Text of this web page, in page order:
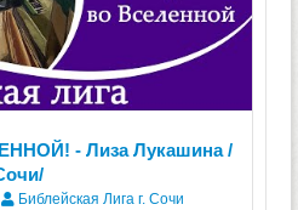
- Лиза Лукашина /
Библейская Лига г. Сочи